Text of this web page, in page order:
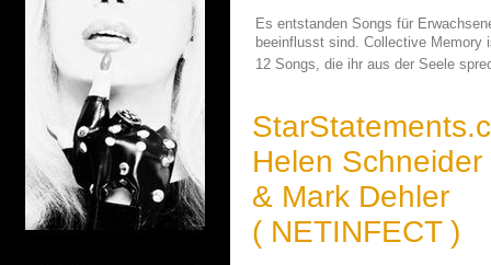
Es entstanden Songs für
beeinflusst sind. Collective
12 Songs, die ihr aus der Seele
Helen Schneider
& Mark Dehler
( NETINFECT )